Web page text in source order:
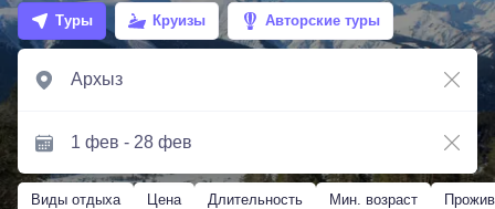
Туры Круизы Авторские туры
Виды отдыха Цена Длительность Мин. возраст